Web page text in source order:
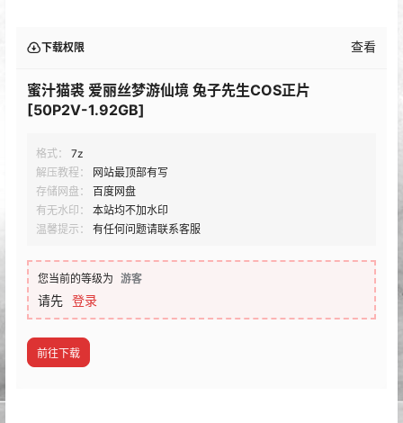
下载权限 查看
蜜汁猫裘 爱丽丝梦游仙境 兔子先生COS正片
[50P2V-1.92GB]
格式：
7z
解压教程：
网站最顶部有写
存储网盘：
百度网盘
有无水印：
本站均不加水印
温馨提示：
有任何问题请联系客服
您当前的等级为 游客
请先 登录
前往下载